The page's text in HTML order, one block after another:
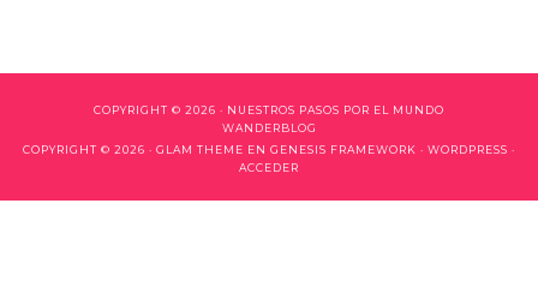
COPYRIGHT © 2026 · NUESTROS PASOS POR EL MUNDO
WANDERBLOG
COPYRIGHT © 2026 · GLAM THEME EN GENESIS FRAMEWORK · WORDPRESS ·
ACCEDER